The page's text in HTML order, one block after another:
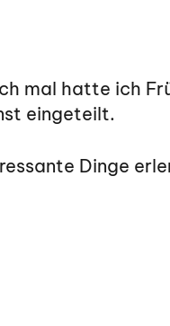
mal hatte ich
eingeteilt.
Dinge